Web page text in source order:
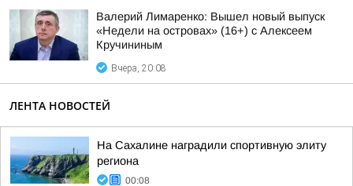
Валерий Лимаренко: Вышел новый выпуск
«Недели на островах» (16+) с Алексеем
Кручининым
Вчера, 20:08
ЛЕНТА НОВОСТЕЙ
На Сахалине наградили спортивную элиту
региона
00:08